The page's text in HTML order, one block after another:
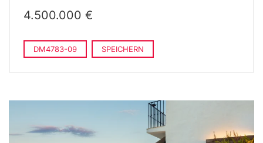
4.500.000 €
DM4783-09 SPEICHERN